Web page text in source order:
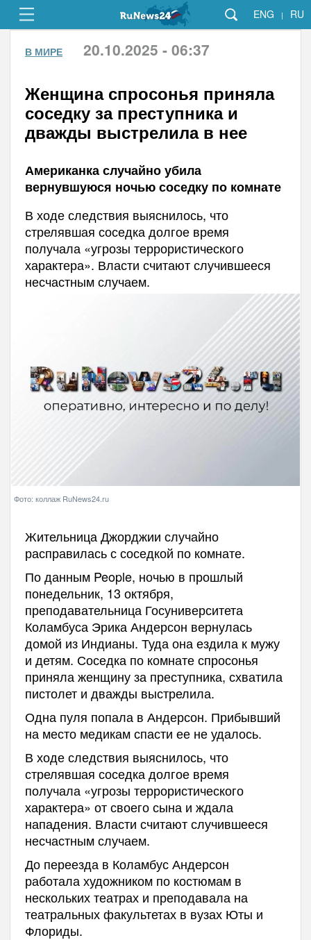
ENG | RU
В МИРЕ 20.10.2025 - 06:37
Женщина спросонья приняла
соседку за преступника и
дважды выстрелила в нее
Американка случайно убила
вернувшуюся ночью соседку по комнате
В ходе следствия выяснилось, что
стрелявшая соседка долгое время
получала «угрозы террористического
характера». Власти считают случившееся
несчастным случаем.
Фото: коллаж RuNews24.ru
Жительница Джорджии случайно
расправилась с соседкой по комнате.
По данным People, ночью в прошлый
понедельник, 13 октября,
преподавательница Госуниверситета
Коламбуса Эрика Андерсон вернулась
домой из Индианы. Туда она ездила к мужу
и детям. Соседка по комнате спросонья
приняла женщину за преступника, схватила
пистолет и дважды выстрелила.
Одна пуля попала в Андерсон. Прибывший
на место медикам спасти ее не удалось.
В ходе следствия выяснилось, что
стрелявшая соседка долгое время
получала «угрозы террористического
характера» от своего сына и ждала
нападения. Власти считают случившееся
несчастным случаем.
До переезда в Коламбус Андерсон
работала художником по костюмам в
нескольких театрах и преподавала на
театральных факультетах в вузах Юты и
Флориды.